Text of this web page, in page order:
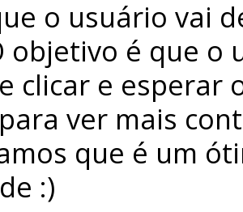
o usuário vai
objetivo é que o
clicar e esperar
ver mais
que é um
:)